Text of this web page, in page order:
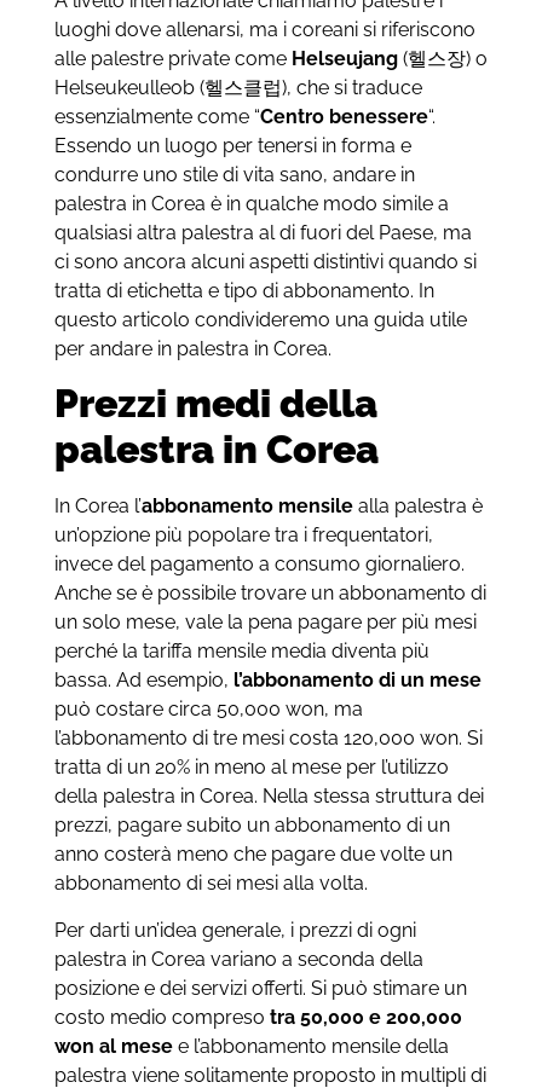
luoghi dove allenarsi, ma i coreani si riferiscono
alle palestre private come Helseujang(헬스장) o
Helseukeulleob (헬스클럽), che si traduce
essenzialmente come “Centro benessere“.
Essendo un luogo per tenersi in forma e
condurre uno stile di vita sano, andare in
palestra in Corea è in qualche modo simile a
qualsiasi altra palestra al di fuori del Paese, ma
ci sono ancora alcuni aspetti distintivi quando si
tratta di etichetta e tipo di abbonamento. In
questo articolo condivideremo una guida utile
per andare in palestra in Corea.
Prezzi medi della
palestra in Corea
In Corea l’abbonamento mensilealla palestra è
un’opzione più popolare tra i frequentatori,
invece del pagamento a consumo giornaliero.
Anche se è possibile trovare un abbonamento di
un solo mese, vale la pena pagare per più mesi
perché la tariffa mensile media diventa più
bassa. Ad esempio, l’abbonamento di un mese
può costare circa 50,000 won, ma
l’abbonamento di tre mesi costa 120,000 won. Si
tratta di un 20% in meno al mese per l’utilizzo
della palestra in Corea. Nella stessa struttura dei
prezzi, pagare subito un abbonamento di un
anno costerà meno che pagare due volte un
abbonamento di sei mesi alla volta.
Per darti un’idea generale, i prezzi di ogni
palestra in Corea variano a seconda della
posizione e dei servizi offerti. Si può stimare un
costo medio compreso tra 50,000 e 200,000
won al mesee l’abbonamento mensile della
palestra viene solitamente proposto in multipli di